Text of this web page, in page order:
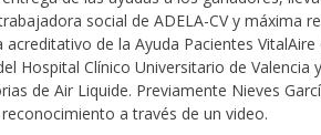
social de ADELA-CV y máxima
de la Ayuda Pacientes
Hospital Clínico Universitario de Valencia
de Air Liquide. Previamente Nieves
a través de un video.